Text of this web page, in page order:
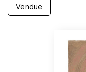
Vendue